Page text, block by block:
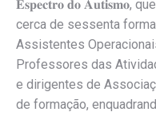
𝐄𝐬𝐩𝐞𝐜𝐭𝐫𝐨 𝐝𝐨 𝐀𝐮𝐭𝐢𝐬𝐦𝐨,
cerca de sessenta
Assistentes
Professores das
e dirigentes de
de formação,